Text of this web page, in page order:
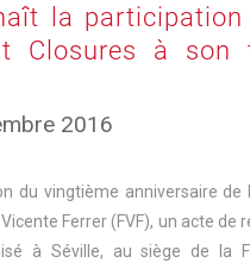
la participation
Closures à son
2016
du vingtième anniversaire
Ferrer (FVF), un acte de
à Séville, au siège de la